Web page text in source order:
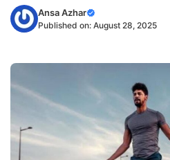
Ansa Azhar
Published on: August 28, 2025